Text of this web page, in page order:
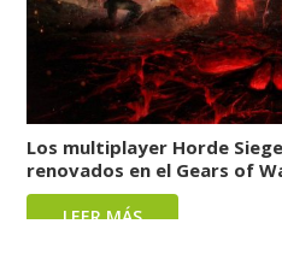
Los multiplayer Horde
renovados en el Gears of
LEER MÁS